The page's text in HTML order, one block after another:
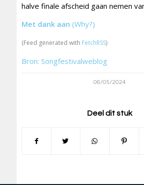
halve finale afscheid gaan nemen
Met dank aan (Why?)
(Feed generated with FetchRSS)
Bron: Songfestivalweblog
06/05/2024
Deel dit stuk